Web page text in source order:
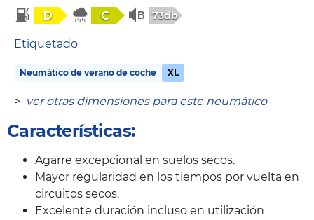
D C 73db
Etiquetado
Neumático de verano de coche XL
> ver otras dimensiones para este neumático
Características:
Agarre excepcional en suelos secos.
Mayor regularidad en los tiempos por vuelta en
circuitos secos.
Excelente duración incluso en utilización